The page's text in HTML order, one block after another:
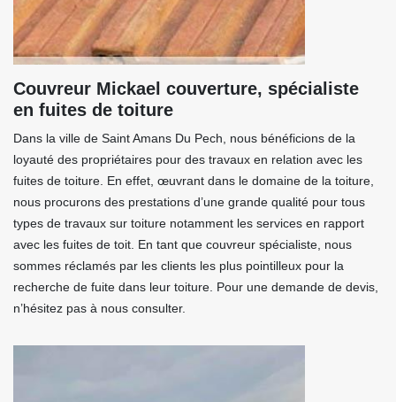
Couvreur Mickael couverture, spécialiste
en fuites de toiture
Dans la ville de Saint Amans Du Pech, nous bénéficions de la
loyauté des propriétaires pour des travaux en relation avec les
fuites de toiture. En effet, œuvrant dans le domaine de la toiture,
nous procurons des prestations d’une grande qualité pour tous
types de travaux sur toiture notamment les services en rapport
avec les fuites de toit. En tant que couvreur spécialiste, nous
sommes réclamés par les clients les plus pointilleux pour la
recherche de fuite dans leur toiture. Pour une demande de devis,
n’hésitez pas à nous consulter.